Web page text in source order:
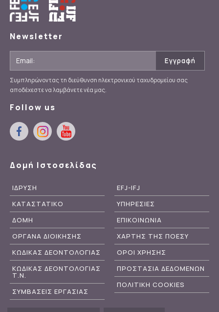
Newsletter
Συμπληρώνοντας τη διεύθυνση ηλεκτρονικού ταχυδρομείου σας
αποδέχεστε να λαμβάνετε νέα μας.
Follow us
Δομή Ιστοσελίδας
ΙΔΡΥΣΗ
ΚΑΤΑΣΤΑΤΙΚΟ
ΔΟΜΗ
ΟΡΓΑΝΑ ΔΙΟΙΚΗΣΗΣ
ΚΩΔΙΚΑΣ ΔΕΟΝΤΟΛΟΓΙΑΣ
ΚΩΔΙΚΑΣ ΔΕΟΝΤΟΛΟΓΙΑΣ
Τ.Ν.
ΣΥΜΒΑΣΕΙΣ ΕΡΓΑΣΙΑΣ
EFJ-IFJ
ΥΠΗΡΕΣΙΕΣ
ΕΠΙΚΟΙΝΩΝΙΑ
ΧΑΡΤΗΣ ΤΗΣ ΠΟΕΣΥ
ΟΡΟΙ ΧΡΗΣΗΣ
ΠΡΟΣΤΑΣΙΑ ΔΕΔΟΜΕΝΩΝ
ΠΟΛΙΤΙΚΗ COOKIES